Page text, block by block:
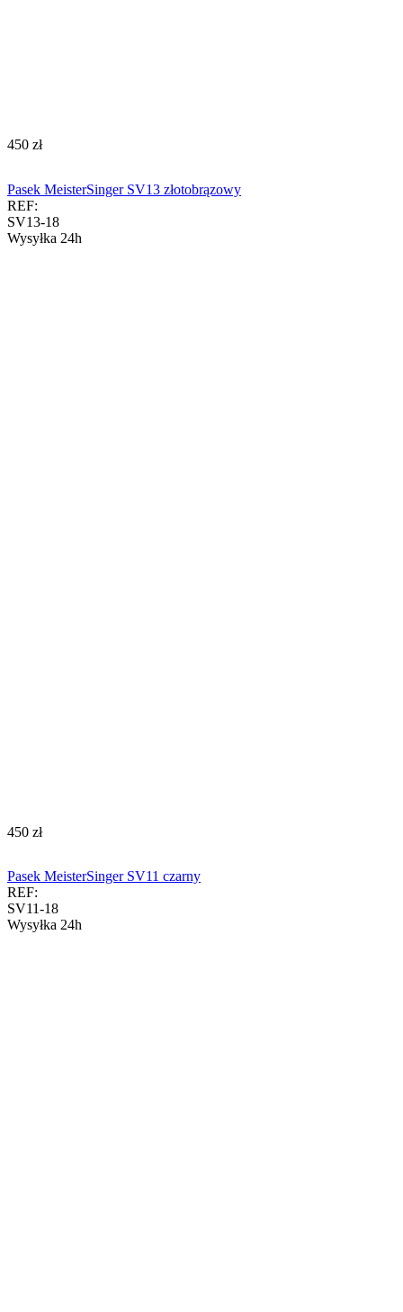
‍450‍ zł
Pasek MeisterSinger SV13 złotobrązowy
REF:
SV13-18
Wysyłka 24h
‍450‍ zł
Pasek MeisterSinger SV11 czarny
REF:
SV11-18
Wysyłka 24h